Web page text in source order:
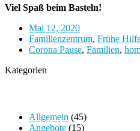
Viel Spaß beim Basteln!
Mai 12, 2020
Familienzentrum, Frühe
Corona Pause, Familien,
Kategorien
Allgemein (45)
Angebote (15)